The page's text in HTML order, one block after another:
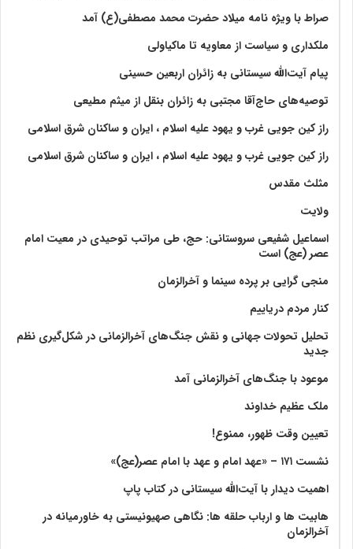
صراط با ویژه نامه میلاد حضرت محمد مصطفی(ع) آمد
ملکداری و سیاست از معاویه تا ماکیاولی
پیام آیت‌الله سیستانی به زائران اربعین حسینی
توصیه‌های حاج‌آقا مجتبی به زائران بنقل از میثم مطیعی
راز کین جویی غرب و یهود علیه اسلام ، ایران و ساکنان شرق اسلامی
راز کین جویی غرب و یهود علیه اسلام ، ایران و ساکنان شرق اسلامی
مثلث مقدس
ولايت‏
اسماعیل شفیعی سروستانی: حج، طی مراتب توحیدی در معیت امام
عصر (عج) است
منجی گرایی بر پرده سینما و آخرالزمان
کنار مردم دریاییم
تحلیل تحولات جهانی و نقش جنگ‌های آخرالزمانی در شکل‌گیری نظم
جدید
موعود با جنگ‌های آخرالزمانی آمد
ملک عظیم خداوند
تعیین وقت ظهور، ممنوع!
نشست ۱۷۱ – «عهد امام و عهد با امام عصر(عج)»
اهمیت دیدار با آیت‌الله سیستانی در کتاب پاپ
هابیت ها و ارباب حلقه ها: نگاهی صهیونیستی به خاورمیانه در
آخرالزمان